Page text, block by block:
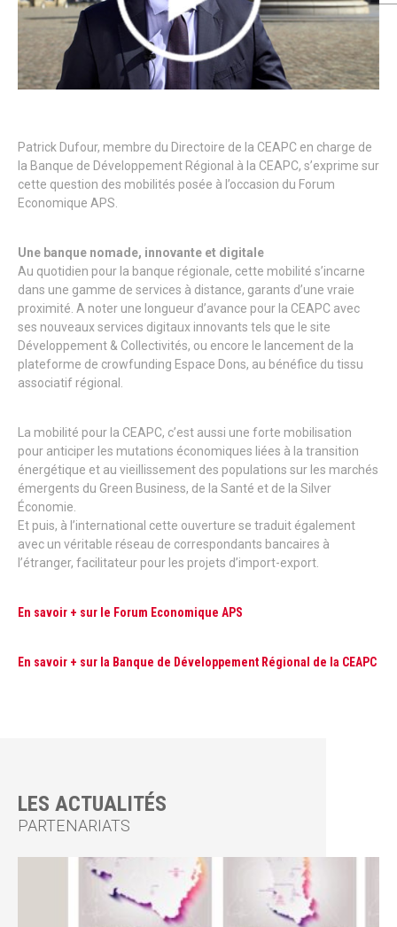
Patrick Dufour, membre du Directoire de la CEAPC en charge de
la Banque de Développement Régional à la CEAPC, s’exprime sur
cette question des mobilités posée à l’occasion du Forum
Economique APS.
Une banque nomade, innovante et digitale
Au quotidien pour la banque régionale, cette mobilité s’incarne
dans une gamme de services à distance, garants d’une vraie
proximité. A noter une longueur d’avance pour la CEAPC avec
ses nouveaux services digitaux innovants tels que le site
Développement & Collectivités, ou encore le lancement de la
plateforme de crowfunding Espace Dons, au bénéfice du tissu
associatif régional.
La mobilité pour la CEAPC, c’est aussi une forte mobilisation
pour anticiper les mutations économiques liées à la transition
énergétique et au vieillissement des populations sur les marchés
émergents du Green Business, de la Santé et de la Silver
Économie.
Et puis, à l’international cette ouverture se traduit également
avec un véritable réseau de correspondants bancaires à
l’étranger, facilitateur pour les projets d’import-export.
En savoir + sur le Forum Economique APS
En savoir + sur la Banque de Développement Régional de la CEAPC
LES ACTUALITÉS
PARTENARIATS